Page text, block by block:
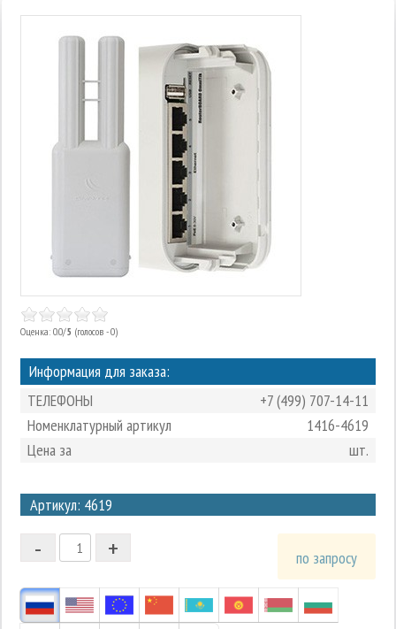
Оценка: 0.0/5 (голосов - 0)
Информация для заказа:
ТЕЛЕФОНЫ
+7 (499) 707-14-11
Номенклатурный артикул
1416-4619
Цена за
шт.
Артикул: 4619
2
1
-1
+
- по запросу